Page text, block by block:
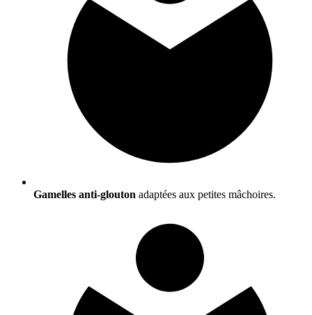
Gamelles anti-glouton adaptées aux petites mâchoires.